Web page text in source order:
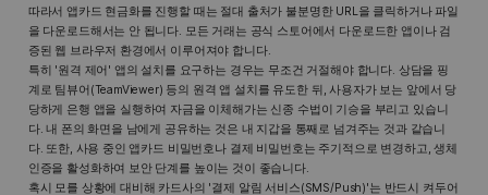
따라서 앱카드 현금화를 진행할 때는 절대 출처가 불분명한 URL을 클릭하거나 파일
을 다운로드해서는 안 됩니다. 모든 거래는 공식 스토어에서 다운로드한 앱이나 검
증된 웹 브라우저 환경에서 이루어져야 합니다.
특히 '원격 제어' 앱의 설치를 요구하는 경우는 무조건 거절해야 합니다. 상담을 핑
계로 팀뷰어(TeamViewer) 등의 원격 앱 설치를 유도한 뒤, 사용자가 보는 앞에서 당
당하게 은행 앱을 실행하여 자금을 이체해가는 신종 수법이 기승을 부리고 있습니
다. 내 폰의 화면을 남에게 공유하는 것은 내 지갑을 통째로 넘겨주는 것과 같습니
다. 또한, 사용 중인 앱카드 비밀번호나 결제 비밀번호는 주기적으로 변경하고, 생체
인증을 활성화하여 보안 단계를 높이는 것이 좋습니다.
혹시 모를 상황에 대비해 카드사의 '결제 알림 서비스(SMS/Push)'는 반드시 켜두어